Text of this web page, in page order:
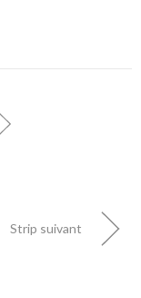
Strip suivant